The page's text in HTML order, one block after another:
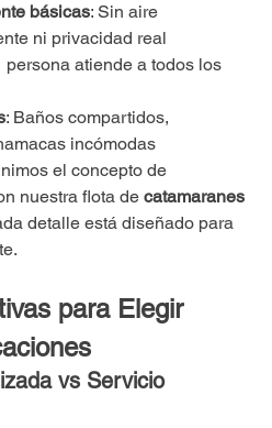
básicas: Sin aire
ni privacidad real
persona atiende a todos los
: Baños compartidos,
incómodas
el concepto de
nuestra flota de catamaranes
detalle está diseñado para
para Elegir
vs Servicio